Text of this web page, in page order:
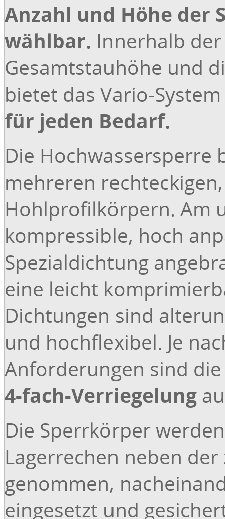
Anzahl und Höhe der
wählbar. Innerhalb
Gesamtstauhöhe und
bietet das Vario-
für jeden Bedarf.
Die Hochwassersperre
mehreren
Hohlprofilkörpern. Am
kompressible, hoch
Spezialdichtung
eine leicht
Dichtungen sind
und hochflexibel. Je
Anforderungen sind
4-fach-Verriegelung
Die Sperrkörper
Lagerrechen neben
genommen,
eingesetzt und